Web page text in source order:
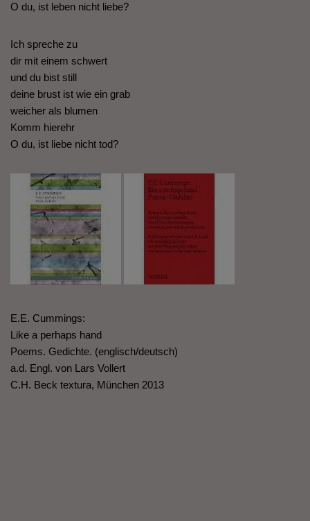
O du, ist leben nicht liebe?
Ich spreche zu
dir mit einem schwert
und du bist still
deine brust ist wie ein grab
weicher als blumen
Komm hierehr
O du, ist liebe nicht tod?
E.E. Cummings:
Like a perhaps hand
Poems. Gedichte. (englisch/deutsch)
a.d. Engl. von Lars Vollert
C.H. Beck textura, München 2013